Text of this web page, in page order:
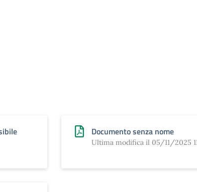
Documento senza nome
Ultima modifica il 05/11/2025